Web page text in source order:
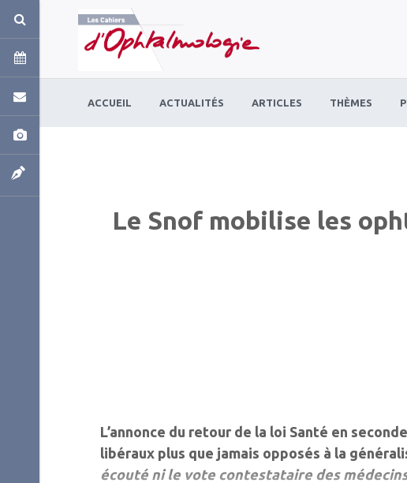
ACCUEIL ACTUALITÉS ARTICLES THÈMES
Le Snof mobilise les
L’annonce du retour de la loi Santé en
libéraux plus que jamais opposés à la
écouté ni le vote contestataire des
Panneau de gestion des cookies